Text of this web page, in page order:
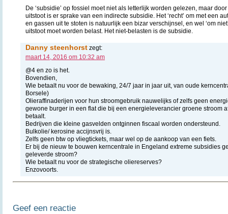
De ‘subsidie’ op fossiel moet niet als letterlijk worden gelezen, maar
uitstoot is er sprake van een indirecte subsidie. Het ‘recht’ om met een
en gassen uit te stoten is natuurlijk een bizar verschijnsel, en wel ‘om
uitstoot moet worden belast. Het niet-belasten is de subsidie.
Danny steenhorst zegt:
maart 14, 2016 om 10:32 am
@4 en zo is het.
Bovendien,
Wie betaalt nu voor de bewaking, 24/7 jaar in jaar uit, van oude
Borsele)
Olieraffinaderijen voor hun stroomgebruik nauwelijks of zelfs geen
gewone burger in een flat die bij een energieleverancier groene stroom
betaalt.
Bedrijven die kleine gasvelden ontginnen fiscaal worden ondersteund.
Bulkolie/ kerosine accijnsvrij is.
Zelfs geen btw op vliegtickets, maar wel op de aankoop van een fiets.
Er bij de nieuw te bouwen kerncentrale in Engeland extreme subsidies
geleverde stroom?
Wie betaalt nu voor de strategische oliereserves?
Enzovoorts.
Geef een reactie